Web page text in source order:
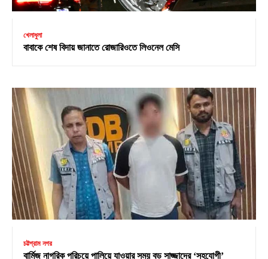
খেলাধুলা
বাবাকে শেষ বিদায় জানাতে রোজারিওতে লিওনেল মেসি
চট্টগ্রাম নগর
বার্মিজ নাগরিক পরিচয়ে পালিয়ে যাওয়ার সময় বড় সাজ্জাদের ‘সহযোগী’